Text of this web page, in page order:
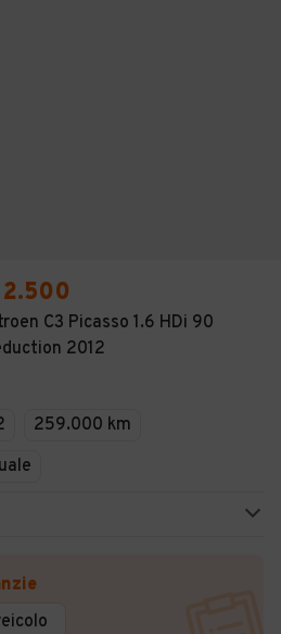
C3 Picasso 1.6 HDi 90
2012
259.000 km